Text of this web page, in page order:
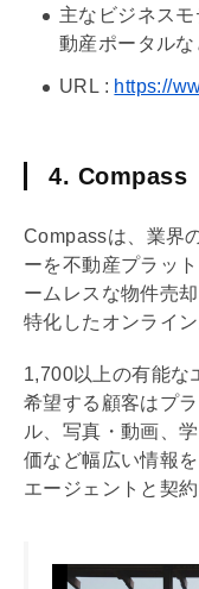
主なビジネス
動産ポータル
URL : https://
4. Compass
Compassは、業界
ーを不動産プラッ
ームレスな物件売
特化したオンライ
1,700以上の有能な
希望する顧客はプ
ル、写真・動画、
価など幅広い情報
エージェントと契